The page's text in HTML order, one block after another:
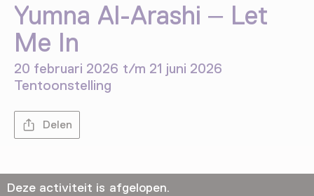
Yumna Al-Arashi – Let
Me In
20 februari 2026 t/m 21 juni 2026
Tentoonstelling
Delen
Deze activiteit is afgelopen.